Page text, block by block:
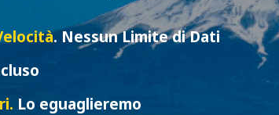
. Nessun Limite di Dati
Lo eguaglieremo